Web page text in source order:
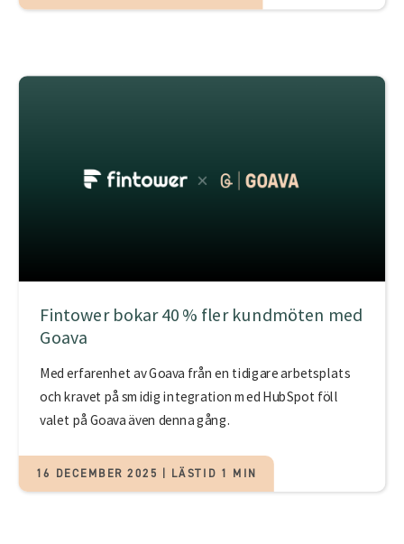
Fintower bokar 40 % fler kundmöten med
Goava
Med erfarenhet av Goava från en tidigare arbetsplats
och kravet på smidig integration med HubSpot föll
valet på Goava även denna gång.
16 DECEMBER 2025 | LÄSTID 1 MIN